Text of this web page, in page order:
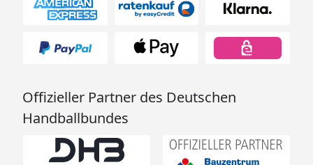
Offizieller Partner des Deutschen
Handballbundes